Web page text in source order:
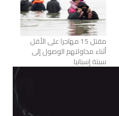
مقتل 15 مهاجرا على الأقل
أثناء محاولتهم الوصول إلى
سبتة إسبانيا